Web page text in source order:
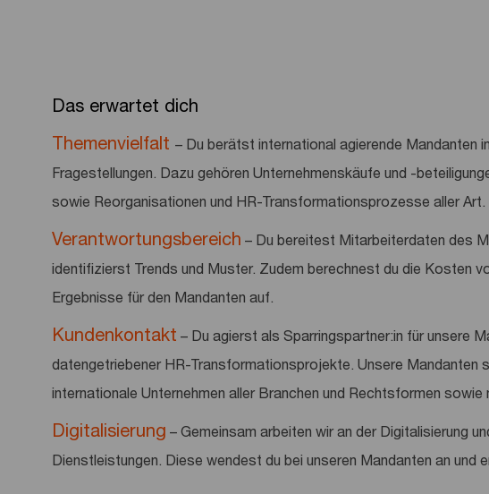
Das erwartet dich
Themenvielfalt – Du berätst international agierende Mandanten
Fragestellungen. Dazu gehören Unternehmenskäufe und -
sowie Reorganisationen und HR-Transformationsprozesse aller Art.
Verantwortungsbereich – Du bereitest Mitarbeiterdaten des
identifizierst Trends und Muster. Zudem berechnest du die Kosten
Ergebnisse für den Mandanten auf.
Kundenkontakt – Du agierst als Sparringspartner:in für unsere
datengetriebener HR-Transformationsprojekte. Unsere Mandanten
internationale Unternehmen aller Branchen und Rechtsformen
Digitalisierung – Gemeinsam arbeiten wir an der Digitalisierung
Dienstleistungen. Diese wendest du bei unseren Mandanten an und